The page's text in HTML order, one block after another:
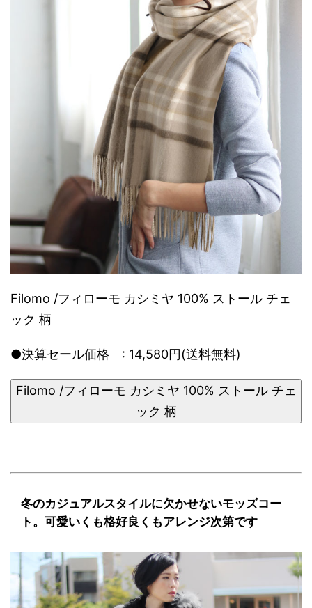
Filomo /フィローモ カシミヤ 100% ストール チェ
ック 柄
●決算セール価格 : 14,580円(送料無料)
Filomo /フィローモ カシミヤ 100% ストール チェ
ック 柄
冬のカジュアルスタイルに欠かせないモッズコー
ト。可愛いくも格好良くもアレンジ次第です